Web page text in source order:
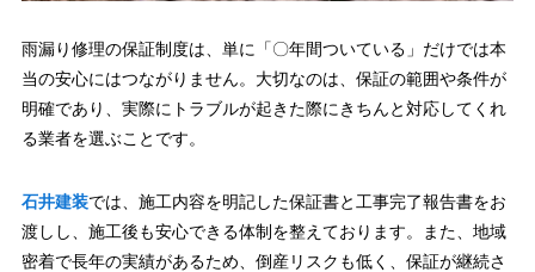
雨漏り修理の保証制度は、単に「〇年間ついている」だけでは本
当の安心にはつながりません。大切なのは、保証の範囲や条件が
明確であり、実際にトラブルが起きた際にきちんと対応してくれ
る業者を選ぶことです。
石井建装では、施工内容を明記した保証書と工事完了報告書をお
渡しし、施工後も安心できる体制を整えております。また、地域
密着で長年の実績があるため、倒産リスクも低く、保証が継続さ